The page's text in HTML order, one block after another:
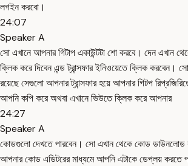
লগইন করবো।
24:07
Speaker A
সো এখানে আপনার গিটাপ একাউন্টটা শো করবে। দেন এখান থেকে
ক্লিক করে দিবেন এন্ড ট্রান্সফার ইনিওয়েতে ক্লিক
রয়েছে সেগুলো আপনার ট্রান্সফার হয়ে আপনার গিটপ
আপনি কপি করে অথবা এখানে ভিউতে ক্লিক করে আপনার
24:27
Speaker A
কোডগুলো দেখতে পারবেন। সো এখান থেকে কোড ডাউনলোড
আপনার কোড এডিটরের মাধ্যমে আপনি এটাকে ডেপ্লয় করতে